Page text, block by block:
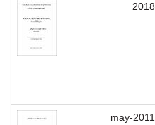
2018
may-2011